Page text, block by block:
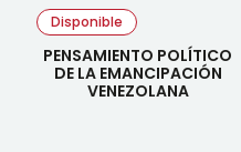
Disponible
PENSAMIENTO POLÍTICO
DE LA EMANCIPACIÓN
VENEZOLANA